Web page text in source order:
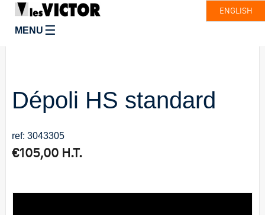
MENU ☰
ENGLISH
Dépoli HS standard
ref: 3043305
€105,00 H.T.